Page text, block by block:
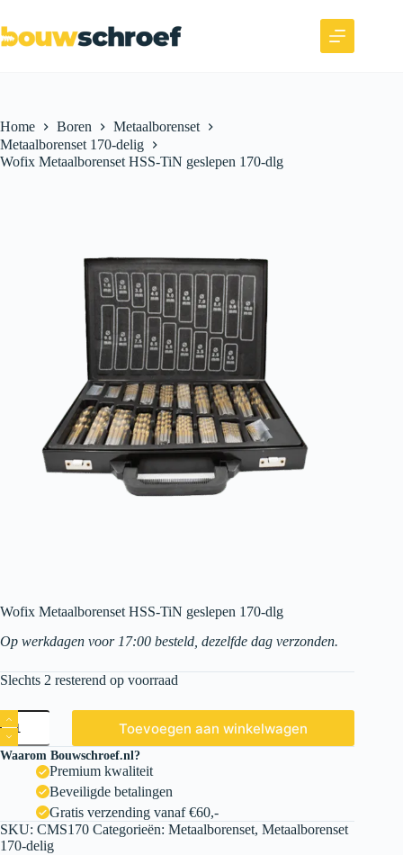
Home Boren
Metaalborenset
Metaalborenset 170-delig
Wofix Metaalborenset HSS-TiN geslepen 170-dlg
Wofix Metaalborenset HSS-TiN geslepen 170-dlg
Op werkdagen voor 17:00 besteld, dezelfde dag verzonden.
Slechts 2 resterend op voorraad
Toevoegen aan winkelwagen
Waarom Bouwschroef.nl?
Premium kwaliteit
Beveiligde betalingen
Gratis verzending vanaf €60,-
SKU: CMS170 Categorieën: Metaalborenset, Metaalborenset
170-delig